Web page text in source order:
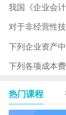
下列企业资产
下列各项成本
热门课程